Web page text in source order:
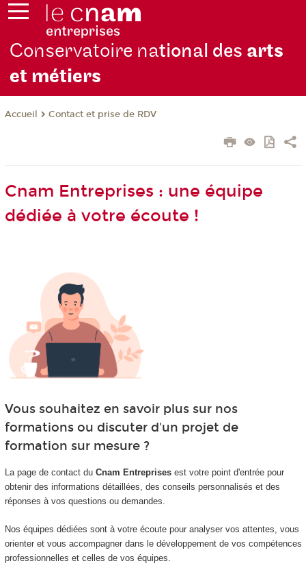
Conservatoire national des arts
et métiers
Accueil Contact et prise de RDV
Cnam Entreprises : une équipe
dédiée à votre écoute !
Vous souhaitez en savoir plus sur nos
formations ou discuter d'un projet de
formation sur mesure ?
La page de contact du Cnam Entreprisesest votre point d'entrée pour
obtenir des informations détaillées, des conseils personnalisés et des
réponses à vos questions ou demandes.
Nos équipes dédiées sont à votre écoute pour analyser vos attentes, vous
orienter et vous accompagner dans le développement de vos compétences
professionnelles et celles de vos équipes.